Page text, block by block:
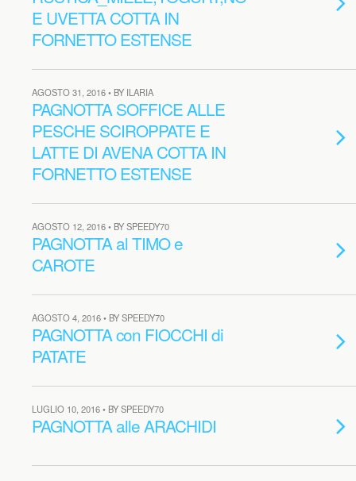
E UVETTA COTTA IN
FORNETTO ESTENSE
AGOSTO 31, 2016 • BY ILARIA
PAGNOTTA SOFFICE ALLE
PESCHE SCIROPPATE E
LATTE DI AVENA COTTA IN
FORNETTO ESTENSE
AGOSTO 12, 2016 • BY SPEEDY70
PAGNOTTA al TIMO e
CAROTE
AGOSTO 4, 2016 • BY SPEEDY70
PAGNOTTA con FIOCCHI di
PATATE
LUGLIO 10, 2016 • BY SPEEDY70
PAGNOTTA alle ARACHIDI